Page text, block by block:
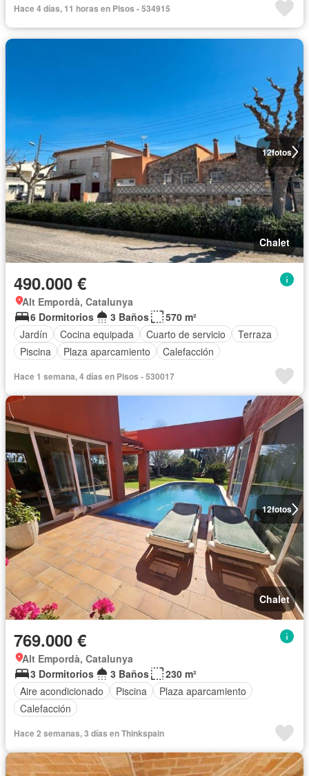
Hace 4 días, 11 horas en Pisos - 534915
12fotos
Chalet
490.000 €
Alt Empordà, Catalunya
6 Dormitorios
3 Baños
570 m²
Jardín
Cocina equipada Cuarto de servicio
Terraza
Piscina
Plaza aparcamiento Calefacción
Hace 1 semana, 4 días en Pisos - 530017
12fotos
Chalet
769.000 €
Alt Empordà, Catalunya
3 Dormitorios
3 Baños
230 m²
Aire acondicionado
Piscina
Plaza aparcamiento
Calefacción
Hace 2 semanas, 3 días en Thinkspain